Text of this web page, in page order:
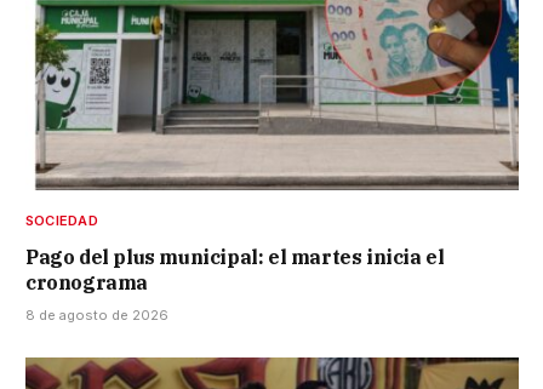
SOCIEDAD
Pago del plus municipal: el martes inicia el
cronograma
8 de agosto de 2026